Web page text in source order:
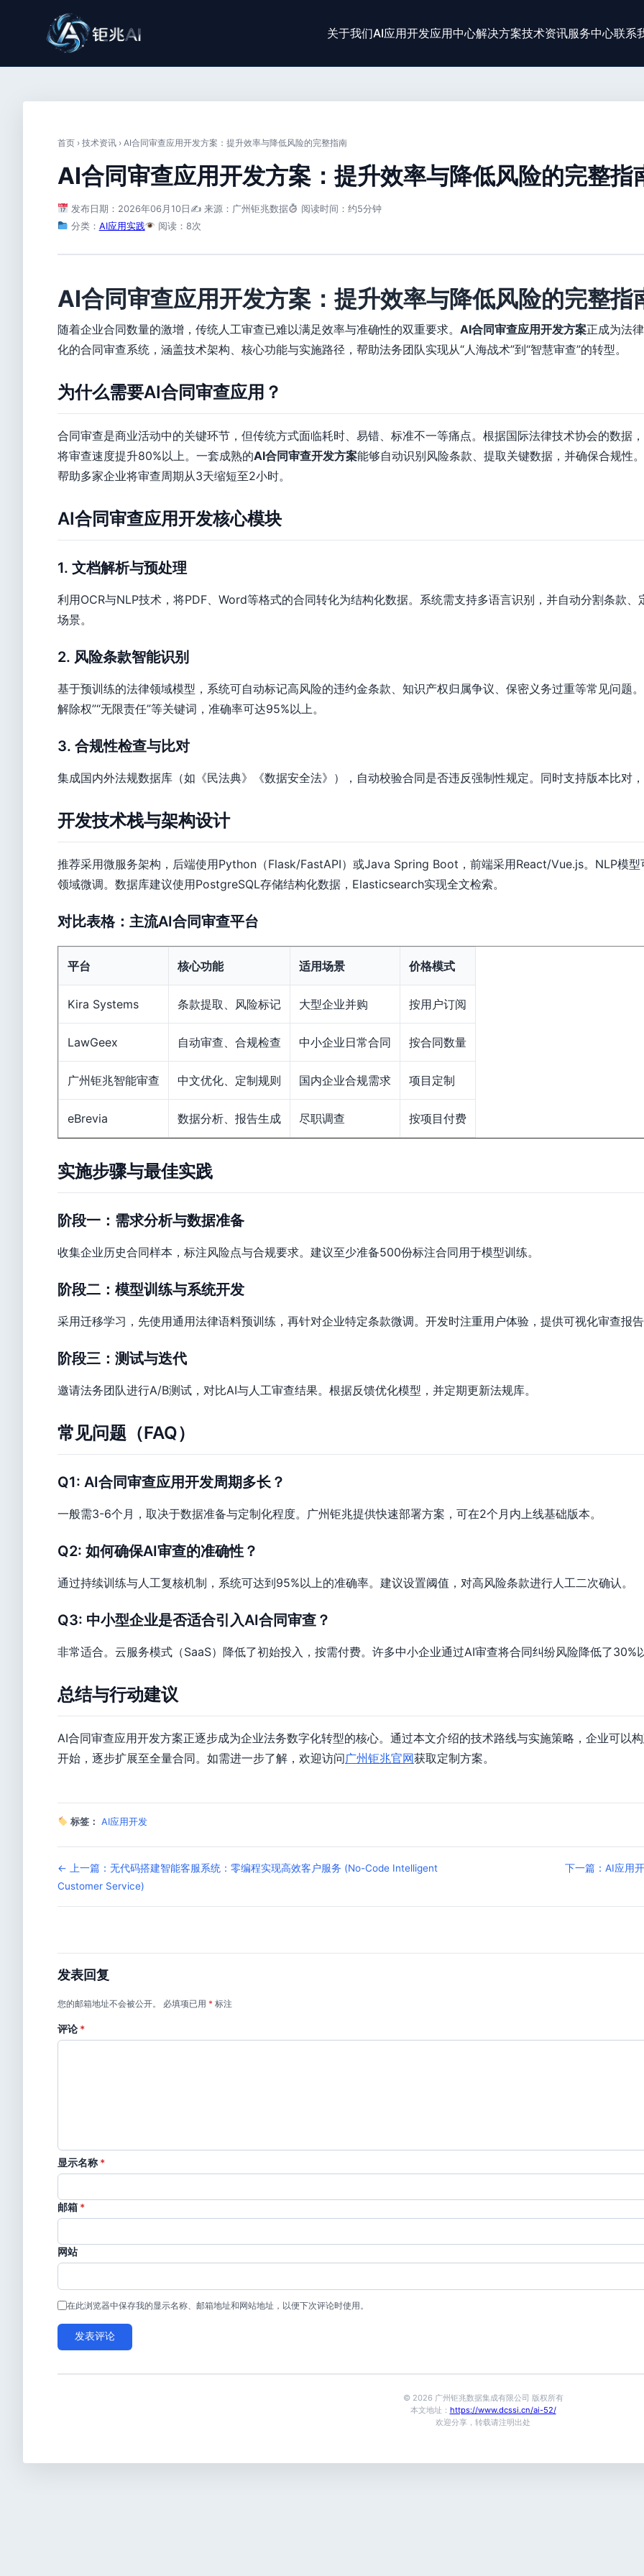
关于我们AI应用开发应用中心解决方案技术资讯服务中心联系
首页 › 技术资讯 › AI合同审查应用开发方案：提升效率与降低风险的完整指南
AI合同审查应用开发方案：提升效率与降低风险的完整指
发布日期：2026年06月10日 ✍️ 来源：广州钜兆数据
阅读时间：约5分钟
分类： AI应用实践 阅读：8次
AI合同审查应用开发方案：提升效率与降低风险的完整指
随着企业合同数量的激增，传统人工审查已难以满足效率与准确性的双重要求。 AI合同审查应用开发方案正成为法
化的合同审查系统，涵盖技术架构、核心功能与实施路径，帮助法务团队实现从“人海战术”到“智慧审查”的转型。
为什么需要AI合同审查应用？
合同审查是商业活动中的关键环节，但传统方式面临耗时、易错、标准不一等痛点。根据国际法律技术协会的数据
将审查速度提升80%以上。一套成熟的AI合同审查开发方案能够自动识别风险条款、提取关键数据，并确保合规性
帮助多家企业将审查周期从3天缩短至2小时。
AI合同审查应用开发核心模块
1. 文档解析与预处理
利用OCR与NLP技术，将PDF、Word等格式的合同转化为结构化数据。系统需支持多语言识别，并自动分割条款
场景。
2. 风险条款智能识别
基于预训练的法律领域模型，系统可自动标记高风险的违约金条款、知识产权归属争议、保密义务过重等常见问题
解除权”“无限责任”等关键词，准确率可达95%以上。
3. 合规性检查与比对
集成国内外法规数据库（如《民法典》《数据安全法》），自动校验合同是否违反强制性规定。同时支持版本比对
开发技术栈与架构设计
推荐采用微服务架构，后端使用Python（Flask/FastAPI）或Java Spring Boot，前端采用React/Vue.js。NLP模型
领域微调。数据库建议使用PostgreSQL存储结构化数据，Elasticsearch实现全文检索。
对比表格：主流AI合同审查平台
平台 核心功能 适用场景 价格模式
Kira Systems 条款提取、风险标记 大型企业并购 按用户订阅
LawGeex 自动审查、合规检查 中小企业日常合同 按合同数量
广州钜兆智能审查 中文优化、定制规则 国内企业合规需求 项目定制
eBrevia 数据分析、报告生成 尽职调查 按项目付费
实施步骤与最佳实践
阶段一：需求分析与数据准备
收集企业历史合同样本，标注风险点与合规要求。建议至少准备500份标注合同用于模型训练。
阶段二：模型训练与系统开发
采用迁移学习，先使用通用法律语料预训练，再针对企业特定条款微调。开发时注重用户体验，提供可视化审查报
阶段三：测试与迭代
邀请法务团队进行A/B测试，对比AI与人工审查结果。根据反馈优化模型，并定期更新法规库。
常见问题（FAQ）
Q1: AI合同审查应用开发周期多长？
一般需3-6个月，取决于数据准备与定制化程度。广州钜兆提供快速部署方案，可在2个月内上线基础版本。
Q2: 如何确保AI审查的准确性？
通过持续训练与人工复核机制，系统可达到95%以上的准确率。建议设置阈值，对高风险条款进行人工二次确认。
Q3: 中小型企业是否适合引入AI合同审查？
非常适合。云服务模式（SaaS）降低了初始投入，按需付费。许多中小企业通过AI审查将合同纠纷风险降低了30%
总结与行动建议
AI合同审查应用开发方案正逐步成为企业法务数字化转型的核心。通过本文介绍的技术路线与实施策略，企业可以
开始，逐步扩展至全量合同。如需进一步了解，欢迎访问广州钜兆官网获取定制方案。
标签： AI应用开发
← 上一篇：无代码搭建智能客服系统：零编程实现高效客户服务 (No-Code Intelligent
Customer Service)
下一篇：AI应用
发表回复
您的邮箱地址不会被公开。 必填项已用 * 标注
评论 *
显示名称 *
邮箱 *
网站
在此浏览器中保存我的显示名称、邮箱地址和网站地址，以便下次评论时使用。
© 2026 广州钜兆数据集成有限公司 版权所有
本文地址： https://www.dcssi.cn/ai-52/
欢迎分享，转载请注明出处